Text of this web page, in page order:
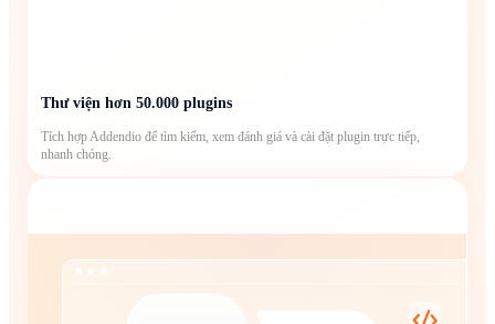
Thư viện hơn 50.000 plugins
Tích hợp Addendio để tìm kiếm, xem đánh giá và cài đặt plugin trực tiếp,
nhanh chóng.